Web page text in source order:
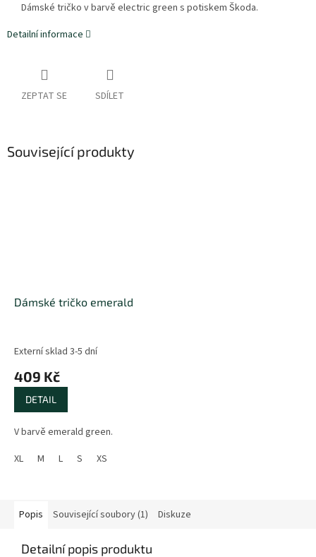
Dámské tričko v barvě electric green s potiskem Škoda.
Detailní informace
ZEPTAT SE SDÍLET
Související produkty
Dámské tričko emerald
Externí sklad 3-5 dní
409 Kč
DETAIL
V barvě emerald green.
XL
M L S XS
Popis Související soubory (1) Diskuze
Detailní popis produktu